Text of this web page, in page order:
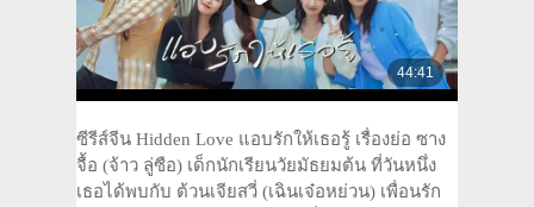
ซีรีส์จีน Hidden Love แอบรักให้เธอรู้ เรื่องย่อ ซาง
จื้อ (จ้าว ลู่ซือ) เด็กนักเรียนวัยมัธยมต้น ที่วันหนึ่ง
เธอได้พบกับ ต้วนเจียสวี่ (เฉินเจ๋อหย่วน) เพื่อนรัก